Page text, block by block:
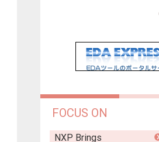
FOCUS ON
NXP Brings